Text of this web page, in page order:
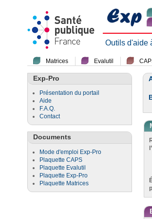
Outils d'aide
Matrices Evalutil
Exp-Pro
Présentation du portail
Aide
F.A.Q.
Contact
Documents
Mode d'emploi Exp-Pro
Plaquette CAPS
Plaquette Evalutil
Plaquette Exp-Pro
Plaquette Matrices